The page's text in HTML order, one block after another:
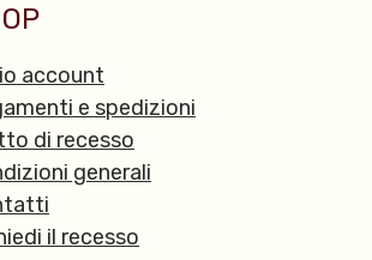
account
e spedizioni
di recesso
generali
il recesso